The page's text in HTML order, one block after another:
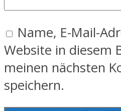
Name, E-Mail-
Website in diesem
meinen nächsten
speichern.